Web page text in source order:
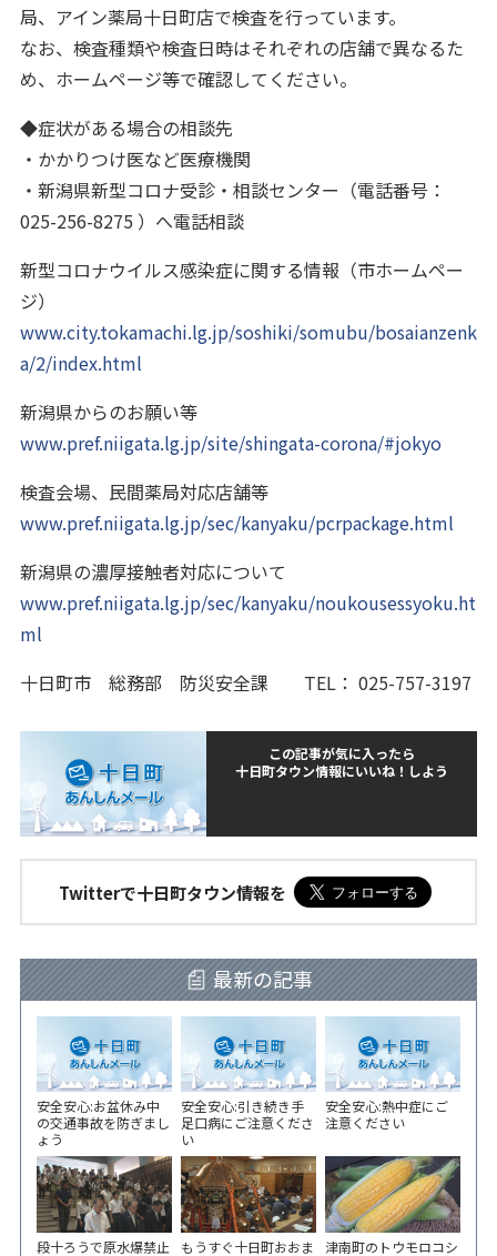
局、アイン薬局十日町店で検査を行っています。
なお、検査種類や検査日時はそれぞれの店舗で異なるた
め、ホームページ等で確認してください。
◆症状がある場合の相談先
・かかりつけ医など医療機関
・新潟県新型コロナ受診・相談センター（電話番号：
025-256-8275 ）へ電話相談
新型コロナウイルス感染症に関する情報（市ホームペー
ジ）
www.city.tokamachi.lg.jp/soshiki/somubu/bosaianzenk
a/2/index.html
新潟県からのお願い等
www.pref.niigata.lg.jp/site/shingata-corona/#jokyo
検査会場、民間薬局対応店舗等
www.pref.niigata.lg.jp/sec/kanyaku/pcrpackage.html
新潟県の濃厚接触者対応について
www.pref.niigata.lg.jp/sec/kanyaku/noukousessyoku.ht
ml
十日町市 総務部 防災安全課 TEL： 025-757-3197
この記事が気に入ったら
十日町タウン情報にいいね！しよう
Twitterで十日町タウン情報を
最新の記事
安全安心:お盆休み中
の交通事故を防ぎまし
ょう
安全安心:引き続き手
足口病にご注意くださ
い
安全安心:熱中症にご
注意ください
段十ろうで原水爆禁止
もうすぐ十日町おおま
津南町のトウモロコシ